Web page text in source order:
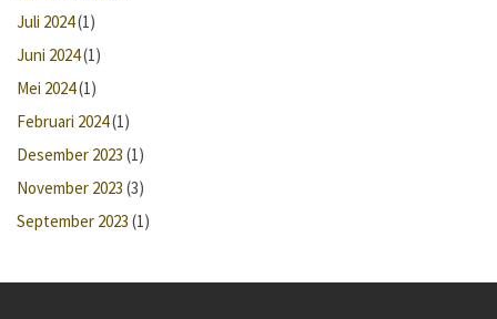
Juli 2024(1)
Juni 2024(1)
Mei 2024(1)
Februari 2024(1)
Desember 2023 (1)
November 2023 (3)
September 2023 (1)